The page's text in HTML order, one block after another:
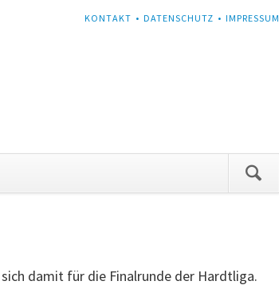
überspringen
NAVIGATION
KONTAKT DATENSCHUTZ IMPRESSUM
damit für die Finalrunde der Hardtliga.